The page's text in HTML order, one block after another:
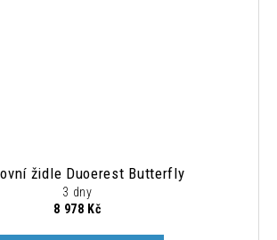
židle Duoerest Butterfly
3 dny
8 978 Kč